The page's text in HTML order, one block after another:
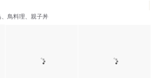
鳥料理、親子丼